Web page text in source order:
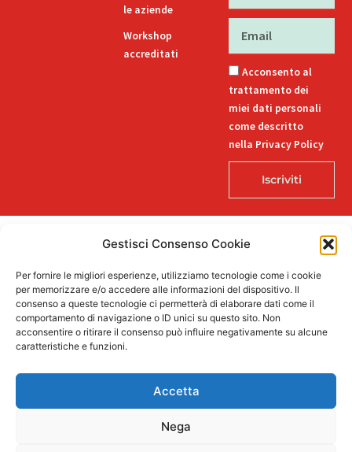
Gestisci Consenso Cookie
Per fornire le migliori esperienze, utilizziamo tecnologie come i cookie
per memorizzare e/o accedere alle informazioni del dispositivo. Il
consenso a queste tecnologie ci permetterà di elaborare dati come il
comportamento di navigazione o ID unici su questo sito. Non
acconsentire o ritirare il consenso può influire negativamente su alcune
caratteristiche e funzioni.
Accetta
Nega
le aziende
Workshop
accreditati
Acconsento al
trattamento dei
miei dati personali
come descritto
nella Privacy Policy
Iscriviti
Buozzi 12, 39100 Bolzano – P.IVA/CF 02757850215
L
i
n
k
e
-
F
a
c
e
-
I
n
s
t
a
m
T
i
k
t
P
i
n
t
t
n. 71.06.2024.00548 Provvedimento concessivo: decreto del
12.11.2024, n. 18632/2024